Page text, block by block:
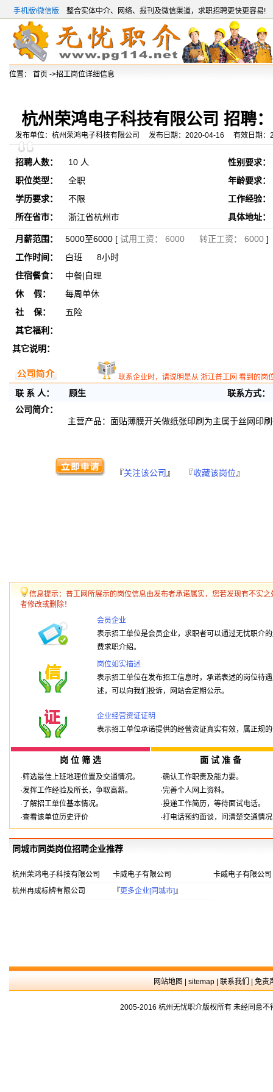
手机版\微信版 整合实体中介、网络、报刊及微信渠道，求职招聘更快更容易!
位置： 首页 ->招工岗位详细信息
杭州荣鸿电子科技有限公司 招聘
发布单位：杭州荣鸿电子科技有限公司 发布日期：2020-04-16 有效日期：
招聘人数： 10 人
性别要求：
职位类型：
全职
年龄要求：
学历要求：
不限
工作经验：
所在省市：
浙江省杭州市 具体地址：
月薪范围： 5000至6000 [ 试用工资： 6000 转正工资： 6000 ]
工作时间：
白班 8小时
住宿餐食：
中餐|自理
休 假：
每周单休
社 保：
五险
其它福利：
其它说明：
联系企业时，请说明是从 浙江普工网 看到的岗
联 系 人： 顾生
联系方式：
公司简介：
主营产品：面贴薄膜开关做纸张印刷为主属于丝网印
『关注该公司 』 『收藏该岗位 』
信息提示：普工网所展示的岗位信息由发布者承诺属实，您若发现有不实
者修改或删除！
会员企业
表示招工单位是会员企业，求职者可以通过无忧职介
费求职介绍。
岗位如实描述
表示招工单位在发布招工信息时，承诺表述的岗位待
述，可以向我们投诉，网站会定期公示。
企业经营资证证明
表示招工单位承诺提供的经营资证真实有效，属正规
岗 位 筛 选 面 试 准 备
·筛选最佳上班地理位置及交通情况。
·发挥工作经验及所长，争取高薪。
·了解招工单位基本情况。
·查看该单位历史评价
·确认工作职责及能力要。
·完善个人网上资料。
·投递工作简历，等待面试电话。
·打电话预约面谈，问清楚交通情况
同城市同类岗位招聘企业推荐
杭州荣鸿电子科技有限公司 卡威电子有限公司
卡威电子有限公司
杭州冉成标牌有限公司
『 更多企业[同城市]』
网站地图 sitemap 联系我们 免责
2005-2016 杭州无忧职介版权所有 未经同意